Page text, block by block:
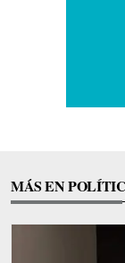
MÁS EN